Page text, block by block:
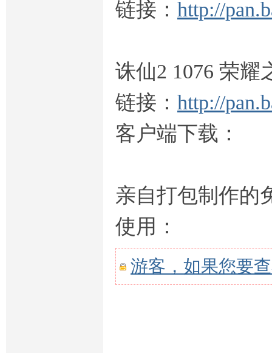
链接： http://
诛仙2 1076 荣耀
链接： http://
客户端下载：
亲自打包制作的
使用：
游客，如果您要